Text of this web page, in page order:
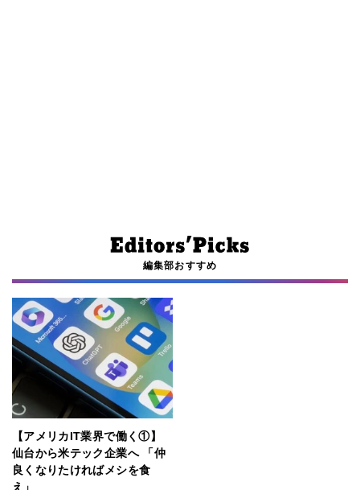
編集部おすすめ
【アメリカIT業界で働く①】
仙台から米テック企業へ 「仲
良くなりたければメシを食
え」